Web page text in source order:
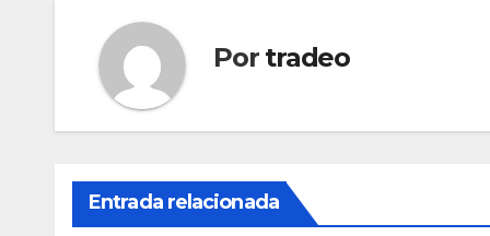
Por tradeo
Entrada relacionada